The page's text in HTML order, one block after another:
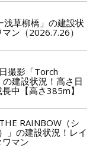
草柳橋」の建設状
ン（2026.7.26）
撮影「Torch
建設状況！高さ日
中【高さ385m】
RAINBOW（シ
」の建設状況！レイ
マン